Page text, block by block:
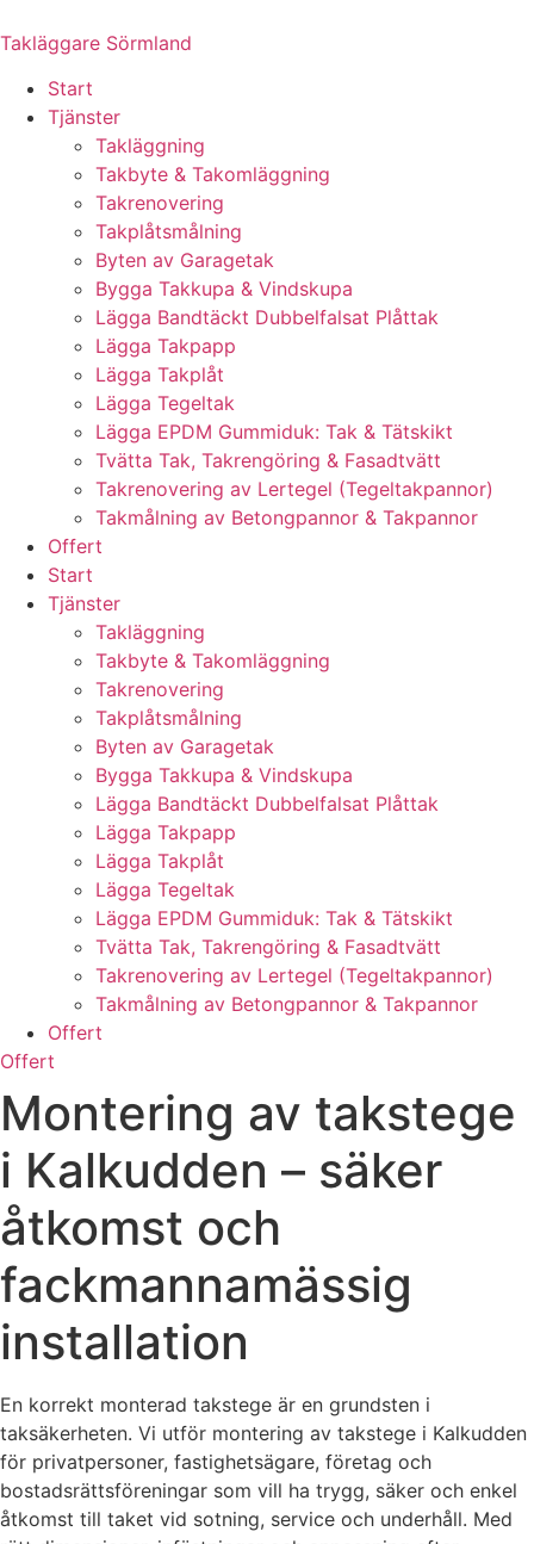
to
Takläggare Sörmland
Start
Tjänster
Takläggning
Takbyte & Takomläggning
Takrenovering
Takplåtsmålning
Byten av Garagetak
Bygga Takkupa & Vindskupa
Lägga Bandtäckt Dubbelfalsat Plåttak
Lägga Takpapp
Lägga Takplåt
Lägga Tegeltak
Lägga EPDM Gummiduk: Tak & Tätskikt
Tvätta Tak, Takrengöring & Fasadtvätt
Takrenovering av Lertegel (Tegeltakpannor)
Takmålning av Betongpannor & Takpannor
Offert
Start
Tjänster
Takläggning
Takbyte & Takomläggning
Takrenovering
Takplåtsmålning
Byten av Garagetak
Bygga Takkupa & Vindskupa
Lägga Bandtäckt Dubbelfalsat Plåttak
Lägga Takpapp
Lägga Takplåt
Lägga Tegeltak
Lägga EPDM Gummiduk: Tak & Tätskikt
Tvätta Tak, Takrengöring & Fasadtvätt
Takrenovering av Lertegel (Tegeltakpannor)
Takmålning av Betongpannor & Takpannor
Offert
Offert
Montering av takstege
i Kalkudden – säker
åtkomst och
fackmannamässig
installation
En korrekt monterad takstege är en grundsten i
taksäkerheten. Vi utför montering av takstege i Kalkudden
för privatpersoner, fastighetsägare, företag och
bostadsrättsföreningar som vill ha trygg, säker och enkel
åtkomst till taket vid sotning, service och underhåll. Med